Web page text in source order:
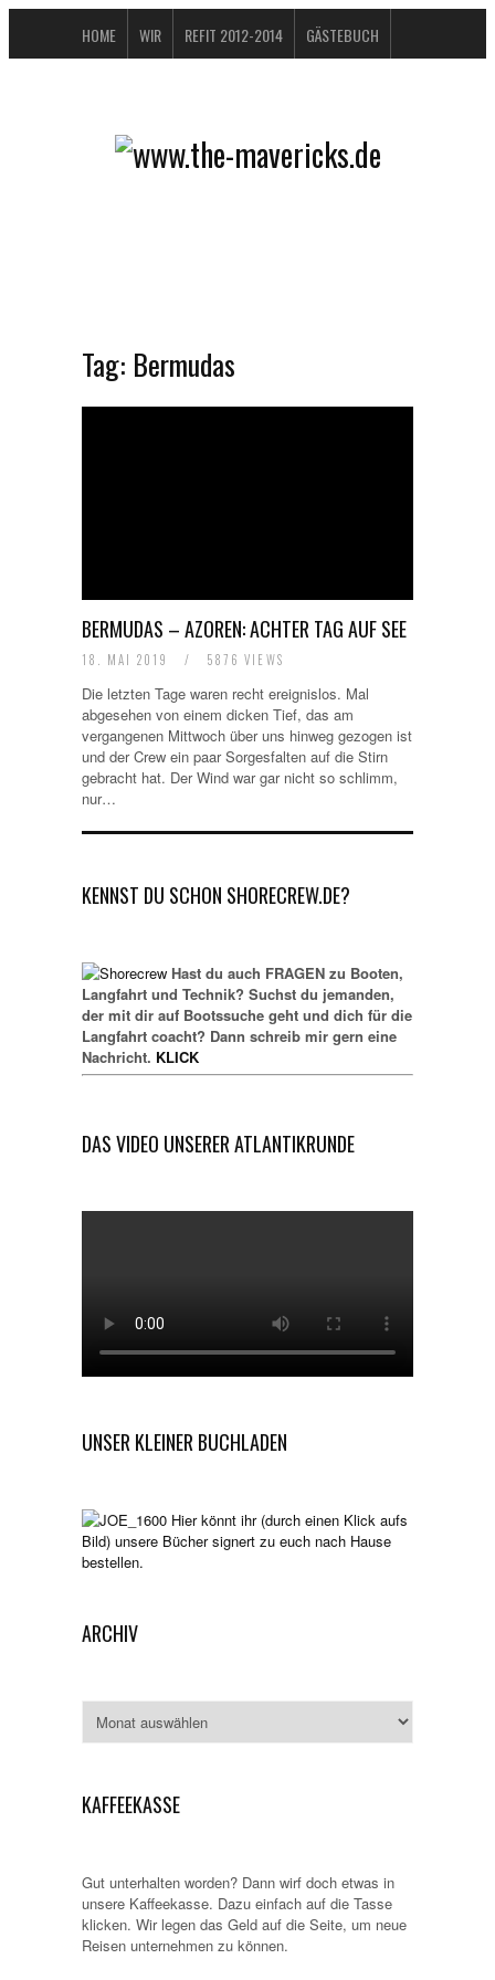
HOME WIR REFIT 2012-2014 GÄSTEBUCH
DATENSCHUTZERKLÄRUNG
Tag: Bermudas
BERMUDAS – AZOREN: ACHTER TAG AUF SEE
18. MAI 2019 / 5876 VIEWS
Die letzten Tage waren recht ereignislos. Mal
abgesehen von einem dicken Tief, das am
vergangenen Mittwoch über uns hinweg gezogen ist
und der Crew ein paar Sorgesfalten auf die Stirn
gebracht hat. Der Wind war gar nicht so schlimm,
nur…
KENNST DU SCHON SHORECREW.DE?
Hast du auch FRAGEN zu Booten,
Langfahrt und Technik? Suchst du jemanden,
der mit dir auf Bootssuche geht und dich für die
Langfahrt coacht? Dann schreib mir gern eine
Nachricht. KLICK
DAS VIDEO UNSERER ATLANTIKRUNDE
UNSER KLEINER BUCHLADEN
Hier könnt ihr (durch einen Klick aufs
Bild) unsere Bücher signert zu euch nach Hause
bestellen.
ARCHIV
KAFFEEKASSE
Gut unterhalten worden? Dann wirf doch etwas in
unsere Kaffeekasse. Dazu einfach auf die Tasse
klicken. Wir legen das Geld auf die Seite, um neue
Reisen unternehmen zu können.